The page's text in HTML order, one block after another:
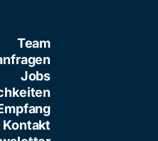
Team
Jobs
Kontakt